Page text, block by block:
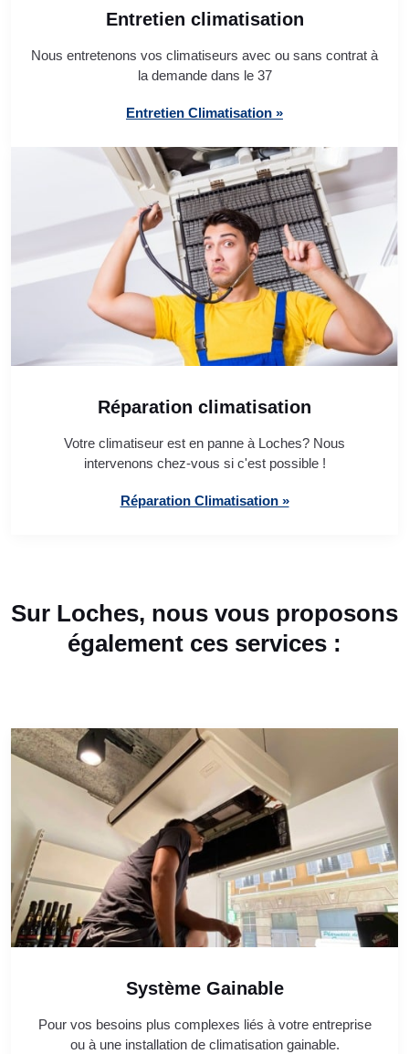
Entretien climatisation
Nous entretenons vos climatiseurs avec ou sans contrat à
la demande dans le 37
Entretien Climatisation »
Réparation climatisation
Votre climatiseur est en panne à Loches? Nous
intervenons chez-vous si c'est possible !
Réparation Climatisation »
Sur Loches, nous vous proposons
également ces services :
Système Gainable
Pour vos besoins plus complexes liés à votre entreprise
ou à une installation de climatisation gainable.